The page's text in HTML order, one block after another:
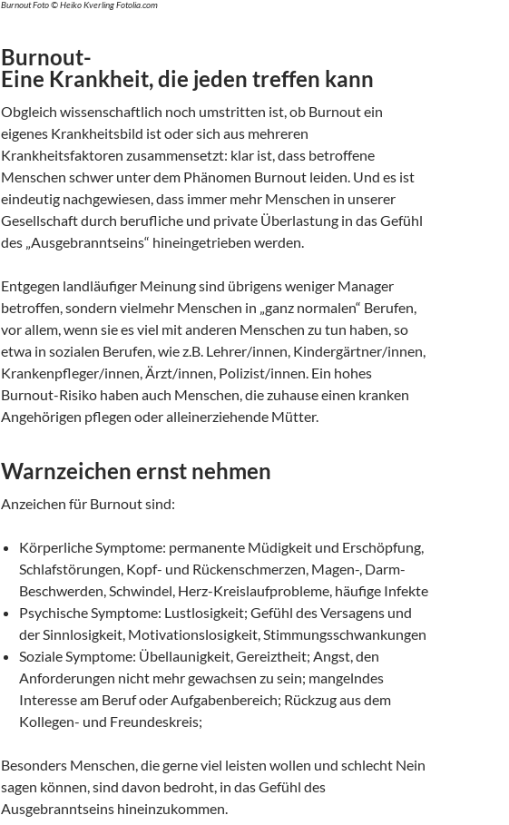
Burnout Foto © Heiko Kverling Fotolia.com
Burnout-
Eine Krankheit, die jeden treffen kann
Obgleich wissenschaftlich noch umstritten ist, ob Burnout ein
eigenes Krankheitsbild ist oder sich aus mehreren
Krankheitsfaktoren zusammensetzt: klar ist, dass betroffene
Menschen schwer unter dem Phänomen Burnout leiden. Und es ist
eindeutig nachgewiesen, dass immer mehr Menschen in unserer
Gesellschaft durch berufliche und private Überlastung in das Gefühl
des „Ausgebranntseins“ hineingetrieben werden.
Entgegen landläufiger Meinung sind übrigens weniger Manager
betroffen, sondern vielmehr Menschen in „ganz normalen“ Berufen,
vor allem, wenn sie es viel mit anderen Menschen zu tun haben, so
etwa in sozialen Berufen, wie z.B. Lehrer/innen, Kindergärtner/innen,
Krankenpfleger/innen, Ärzt/innen, Polizist/innen. Ein hohes
Burnout-Risiko haben auch Menschen, die zuhause einen kranken
Angehörigen pflegen oder alleinerziehende Mütter.
Warnzeichen ernst nehmen
Anzeichen für Burnout sind:
Körperliche Symptome: permanente Müdigkeit und Erschöpfung,
Schlafstörungen, Kopf- und Rückenschmerzen, Magen-, Darm-
Beschwerden, Schwindel, Herz-Kreislaufprobleme, häufige Infekte
Psychische Symptome: Lustlosigkeit; Gefühl des Versagens und
der Sinnlosigkeit, Motivationslosigkeit, Stimmungsschwankungen
Soziale Symptome: Übellaunigkeit, Gereiztheit; Angst, den
Anforderungen nicht mehr gewachsen zu sein; mangelndes
Interesse am Beruf oder Aufgabenbereich; Rückzug aus dem
Kollegen- und Freundeskreis;
Besonders Menschen, die gerne viel leisten wollen und schlecht Nein
sagen können, sind davon bedroht, in das Gefühl des
Ausgebranntseins hineinzukommen.